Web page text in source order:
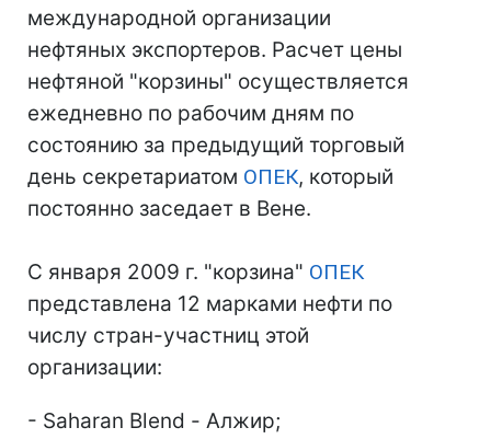
международной организации
нефтяных экспортеров. Расчет цены
нефтяной "корзины" осуществляется
ежедневно по рабочим дням по
состоянию за предыдущий торговый
день секретариатом ОПЕК, который
постоянно заседает в Вене.
С января 2009 г. "корзина" ОПЕК
представлена 12 марками нефти по
числу стран-участниц этой
организации:
- Saharan Blend - Алжир;